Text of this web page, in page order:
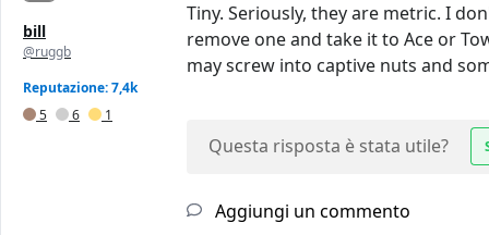
bill
@ruggb
Reputazione: 7,4k
5
6 1
Tiny. Seriously, they are metric. I
remove one and take it to Ace or
may screw into captive nuts and
Questa risposta è stata utile?
Aggiungi un commento